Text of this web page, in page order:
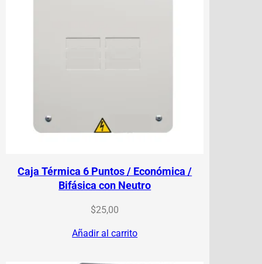
Caja Térmica 6 Puntos / Económica /
Bifásica con Neutro
$25,00
Añadir al carrito